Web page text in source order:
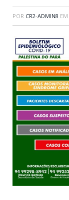
POR CR2-ADMIN8 EM